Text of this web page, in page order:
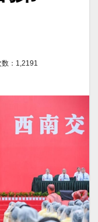
数：1,2191